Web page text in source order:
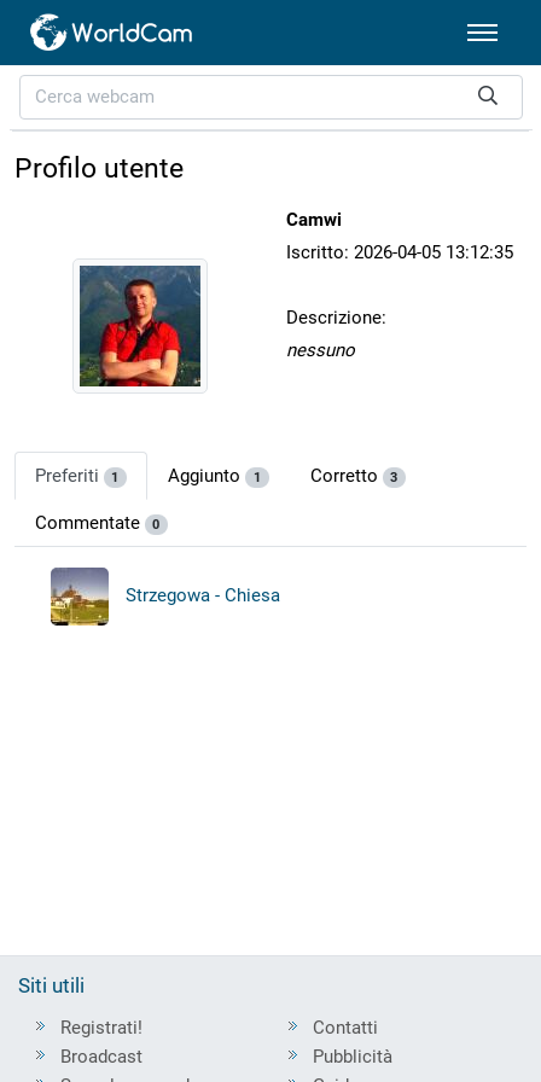
Profilo utente
Camwi
Iscritto: 2026-04-05 13:12:35
Descrizione:
nessuno
Preferiti 1 Aggiunto 1 Corretto 3
Commentate 0
Strzegowa - Chiesa
Siti utili
Registrati!
Broadcast
Contatti
Pubblicità